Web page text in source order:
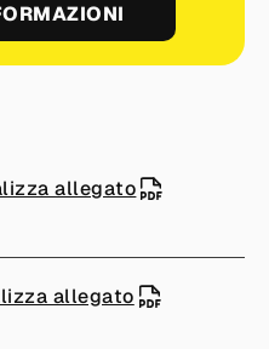
allegato
allegato